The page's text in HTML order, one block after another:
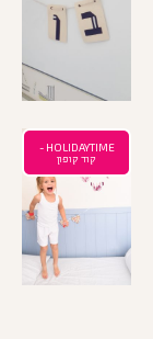
HOLIDAYTIME -
קוד קופון